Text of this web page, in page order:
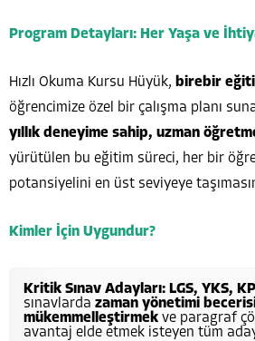
Program Detayları: Her Yaşa ve
Hızlı Okuma Kursu Hüyük, birebir
öğrencimize özel bir çalışma planı
yıllık deneyime sahip, uzman
yürütülen bu eğitim süreci, her bir
potansiyelini en üst seviyeye
Kimler İçin Uygundur?
Kritik Sınav Adayları: LGS, YKS,
sınavlarda zaman yönetimi
mükemmelleştirmek ve paragraf
avantaj elde etmek isteyen tüm